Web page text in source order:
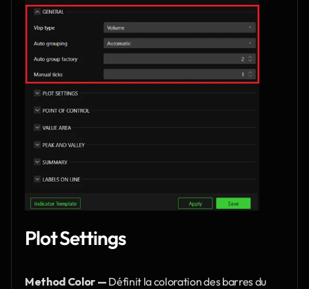
Plot Settings
Method Color — Définit la coloration des barres du